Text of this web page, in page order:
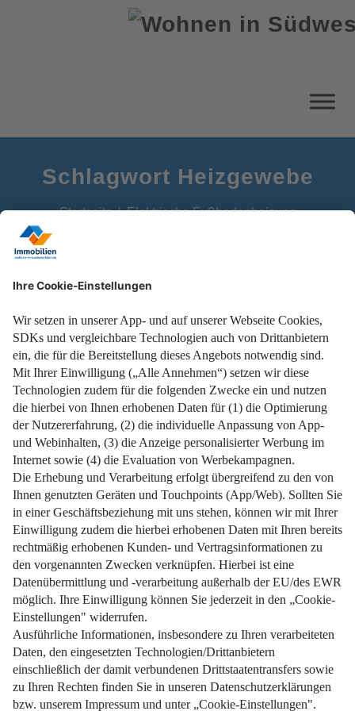
Schlagwort Heizgewebe
Startseite Elektrische Fußbodenheizung
Die wohltuende Wärmequelle für kalte Füße und eine
Lösung für die Raumheizung.
Weiterlesen
Impressum Datenschutz Nutzungsbedingungen
Pflichtinformationen AGB Über uns Bildquellen
Barrierefreiheit Widerrufsformular
Cookie-Einstellungen